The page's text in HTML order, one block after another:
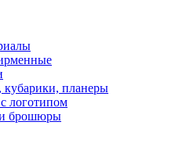
кубарики, планеры
логотипом
брошюры